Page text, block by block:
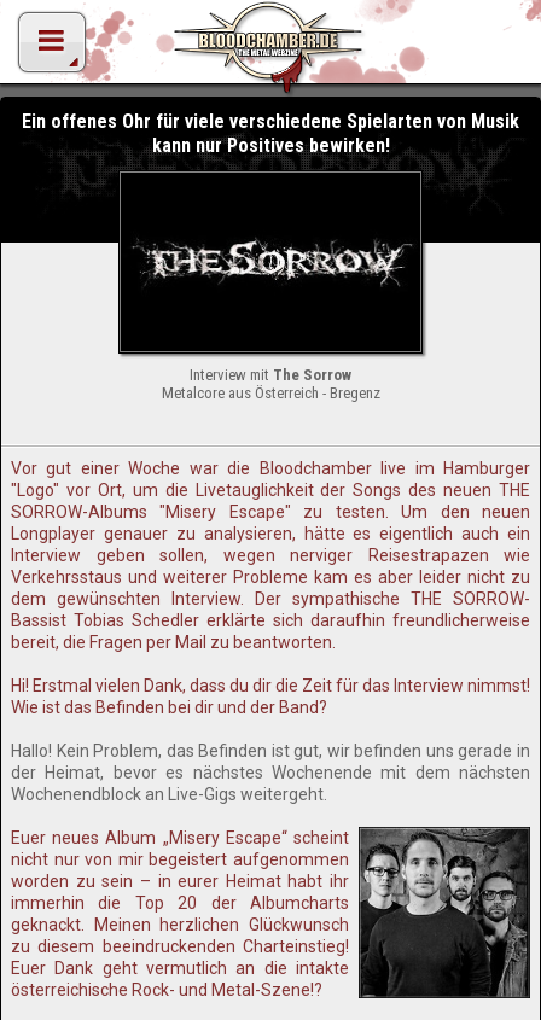
Ein offenes Ohr für viele verschiedene Spielarten von Musik
kann nur Positives bewirken!
Interview mit The Sorrow
Metalcore aus Österreich - Bregenz
Vor gut einer Woche war die Bloodchamber live im Hamburger
"Logo" vor Ort, um die Livetauglichkeit der Songs des neuen THE
SORROW-Albums "Misery Escape" zu testen. Um den neuen
Longplayer genauer zu analysieren, hätte es eigentlich auch ein
Interview geben sollen, wegen nerviger Reisestrapazen wie
Verkehrsstaus und weiterer Probleme kam es aber leider nicht zu
dem gewünschten Interview. Der sympathische THE SORROW-
Bassist Tobias Schedler erklärte sich daraufhin freundlicherweise
bereit, die Fragen per Mail zu beantworten.
Hi! Erstmal vielen Dank, dass du dir die Zeit für das Interview nimmst!
Wie ist das Befinden bei dir und der Band?
Hallo! Kein Problem, das Befinden ist gut, wir befinden uns gerade in
der Heimat, bevor es nächstes Wochenende mit dem nächsten
Wochenendblock an Live-Gigs weitergeht.
Euer neues Album „Misery Escape“ scheint
nicht nur von mir begeistert aufgenommen
worden zu sein – in eurer Heimat habt ihr
immerhin die Top 20 der Albumcharts
geknackt. Meinen herzlichen Glückwunsch
zu diesem beeindruckenden Charteinstieg!
Euer Dank geht vermutlich an die intakte
österreichische Rock- und Metal-Szene!?